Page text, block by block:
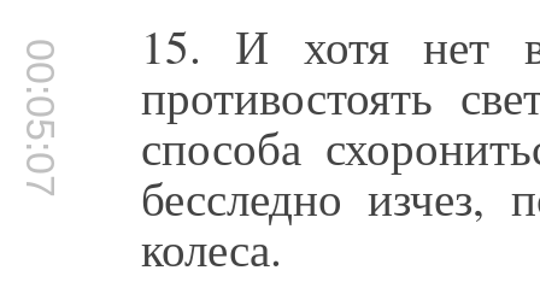
00:05:07 15. И хотя нет
противостоять
способа
бесследно изчез,
колеса.